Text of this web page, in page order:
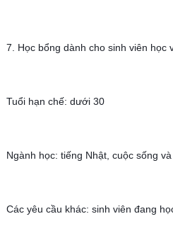
7. Học bổng dành cho sinh viên học
Tuổi hạn chế: dưới 30
Ngành học: tiếng Nhật, cuộc sống
Các yêu cầu khác: sinh viên đang